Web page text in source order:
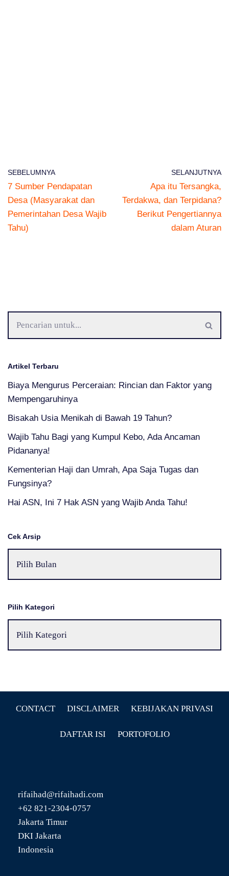
SEBELUMNYA
7 Sumber Pendapatan
Desa (Masyarakat dan
Pemerintahan Desa Wajib
Tahu)
SELANJUTNYA
Apa itu Tersangka,
Terdakwa, dan Terpidana?
Berikut Pengertiannya
dalam Aturan
Artikel Terbaru
Biaya Mengurus Perceraian: Rincian dan Faktor yang
Mempengaruhinya
Bisakah Usia Menikah di Bawah 19 Tahun?
Wajib Tahu Bagi yang Kumpul Kebo, Ada Ancaman
Pidananya!
Kementerian Haji dan Umrah, Apa Saja Tugas dan
Fungsinya?
Hai ASN, Ini 7 Hak ASN yang Wajib Anda Tahu!
Cek Arsip
Pilih Kategori
CONTACT DISCLAIMER KEBIJAKAN PRIVASI
DAFTAR ISI PORTOFOLIO
rifaihad@rifaihadi.com
+62 821-2304-0757
Jakarta Timur
DKI Jakarta
Indonesia